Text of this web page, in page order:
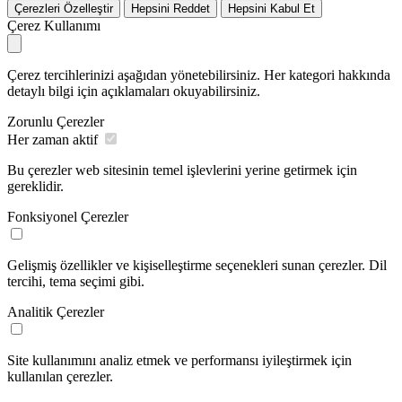
Çerezleri Özelleştir Hepsini Reddet Hepsini Kabul Et
Çerez Kullanımı
Çerez tercihlerinizi aşağıdan yönetebilirsiniz. Her kategori hakkında
detaylı bilgi için açıklamaları okuyabilirsiniz.
Zorunlu Çerezler
Her zaman aktif
Bu çerezler web sitesinin temel işlevlerini yerine getirmek için
gereklidir.
Fonksiyonel Çerezler
Gelişmiş özellikler ve kişiselleştirme seçenekleri sunan çerezler. Dil
tercihi, tema seçimi gibi.
Analitik Çerezler
Site kullanımını analiz etmek ve performansı iyileştirmek için
kullanılan çerezler.